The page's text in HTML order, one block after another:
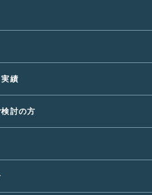
績
討の方